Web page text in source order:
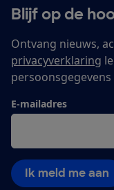
Blijf op de
Ontvang nieuws,
privacyverklaring
E-mailadres
Ik meld me aan